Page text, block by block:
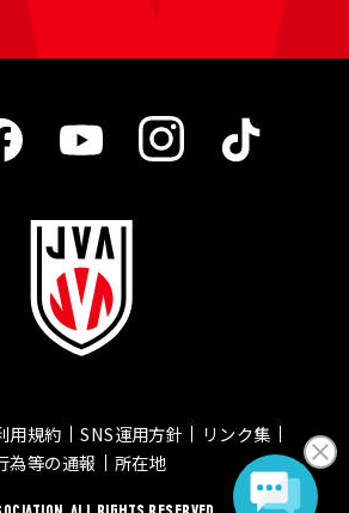
用規約 SNS運用方針
リンク集
為等の通報 所在地